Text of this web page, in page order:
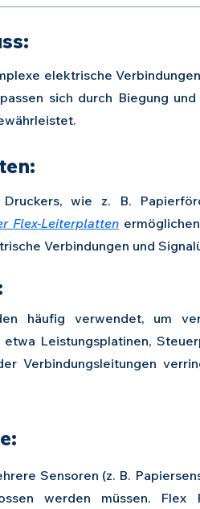
elektrische
sich durch Biegung
wie z. B.
Flex-Leiterplatten
Verbindungen und
häufig verwendet, um
Leistungsplatinen,
Verbindungsleitungen
Sensoren (z. B.
werden müssen.